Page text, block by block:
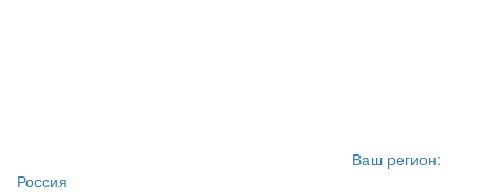
Ваш регион:
Россия